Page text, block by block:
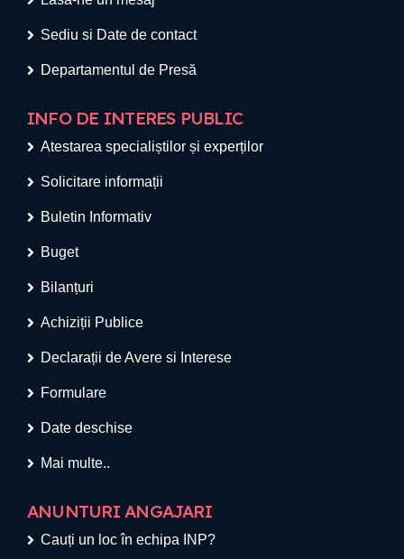
Sediu si Date de contact
Departamentul de Presă
INFO DE INTERES PUBLIC
Atestarea specialiștilor și experților
Solicitare informații
Buletin Informativ
Buget
Bilanțuri
Achiziții Publice
Declarații de Avere si Interese
Formulare
Date deschise
Mai multe..
ANUNTURI ANGAJARI
Cauți un loc în echipa INP?